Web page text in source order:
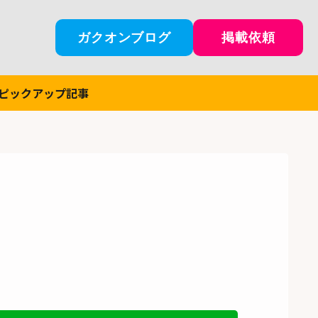
ガクオンブログ 掲載依頼
ピックアップ記事